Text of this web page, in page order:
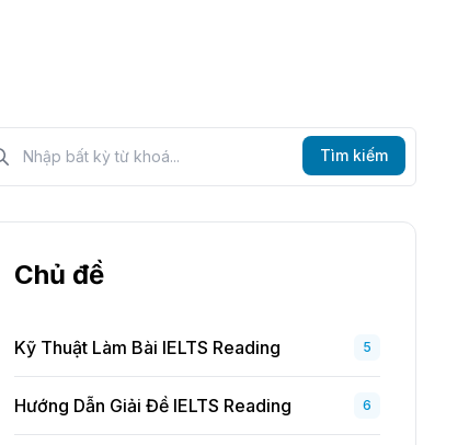
kiếm?>
Tìm kiếm
Chủ đề
Kỹ Thuật Làm Bài IELTS Reading 5
Hướng Dẫn Giải Đề IELTS Reading 6